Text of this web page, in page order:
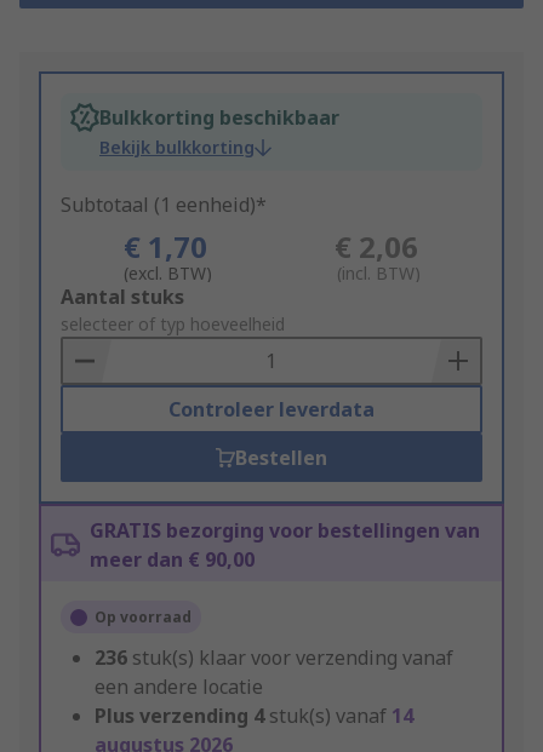
Bulkkorting beschikbaar
Bekijk bulkkorting
Subtotaal (1 eenheid)*
€ 1,70
(excl. BTW)
€ 2,06
(incl. BTW)
Add
to
Basket
Aantal stuks
selecteer of typ hoeveelheid
Controleer leverdata
Bestellen
GRATIS bezorging voor bestellingen van
meer dan € 90,00
Op voorraad
236 stuk(s) klaar voor verzending vanaf
een andere locatie
Plus verzending 4stuk(s) vanaf 14
augustus 2026